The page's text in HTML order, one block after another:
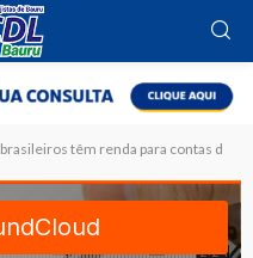
têm renda para contas do